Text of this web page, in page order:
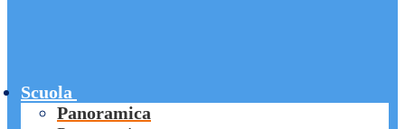
Scuola
Panoramica